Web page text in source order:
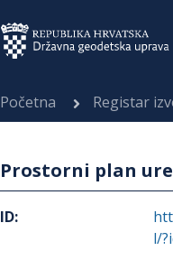
Početna Registar
Prostorni plan
ID:
l/